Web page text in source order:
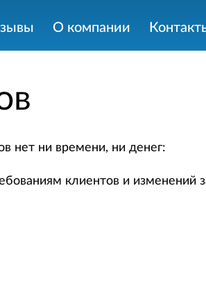
О компании
нет ни времени, ни денег:
клиентов и изменений